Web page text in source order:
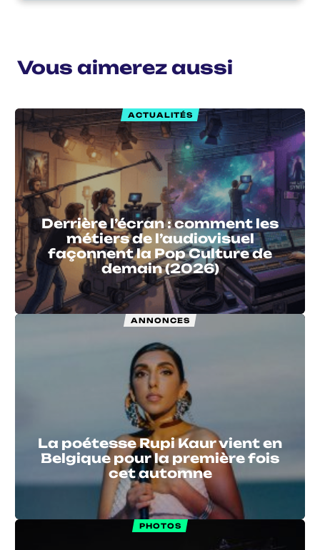
Vous aimerez aussi
ACTUALITÉS
Derrière l’écran : comment les
métiers de l’audiovisuel
façonnent la Pop Culture de
demain (2026)
ANNONCES
La poétesse Rupi Kaur vient en
Belgique pour la première fois
cet automne
PHOTOS